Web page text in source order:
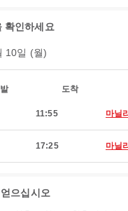
확인하세요
10일 (월)
도착
11:55 마닐
17:25 마닐
으십시오